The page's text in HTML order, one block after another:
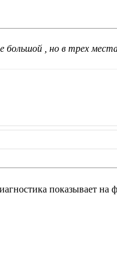
большой , но в трех
показывает на